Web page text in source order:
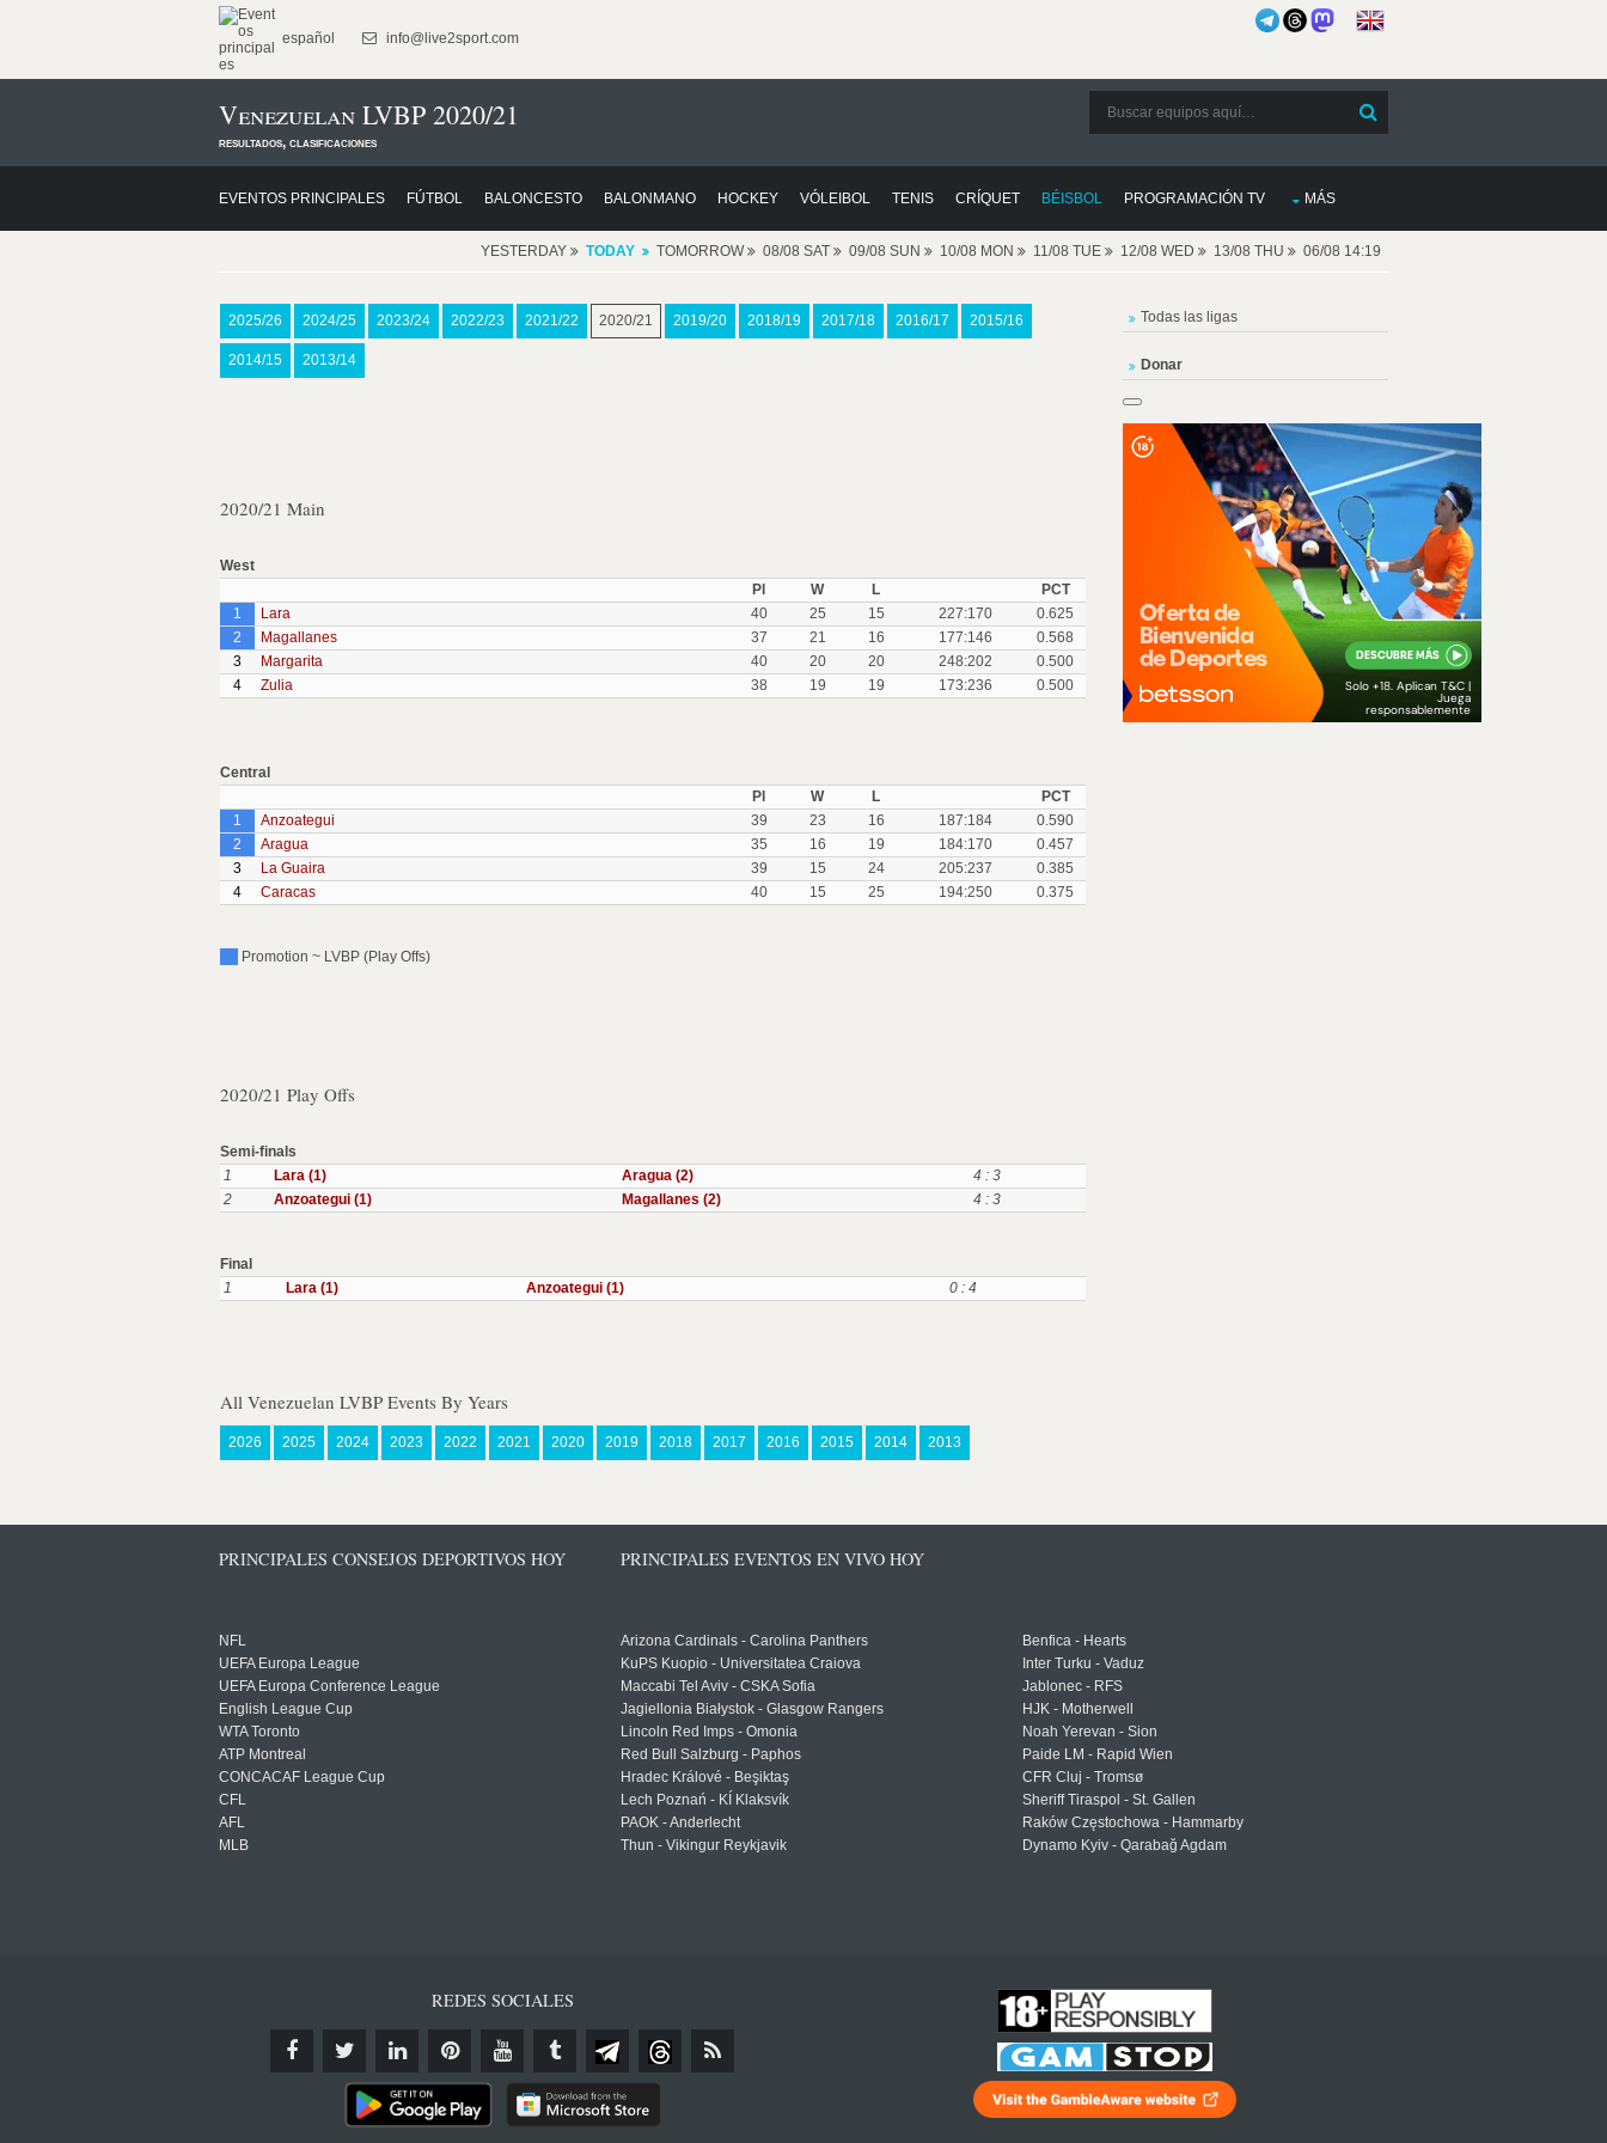
español info@live2sport.com
Venezuelan LVBP 2020/21
resultados, clasificaciones
EVENTOS PRINCIPALES FÚTBOL BALONCESTO BALONMANO HOCKEY VÓLEIBOL TENIS CRÍQUET BÉISBOL PROGRAMACIÓN TV MÁS
YESTERDAY TODAY TOMORROW 08/08 SAT 09/08 SUN 10/08 MON 11/08 TUE 12/08 WED 13/08 THU 06/08 14:19
2025/26 2024/25 2023/24 2022/23 2021/22 2020/21 2019/20 2018/19 2017/18 2016/17 2015/16
2014/15 2013/14
2020/21 Main
West
Pl
W L
PCT
1
Lara 40 25 15 227:170
0.625
2
Magallanes 37 21 16 177:146
0.568
3
Margarita 40 20 20 248:202
0.500
4
Zulia 38 19 19 173:236 0.500
Central
Pl
W L
PCT
1
Anzoategui 39 23 16 187:184
0.590
2
Aragua 35 16 19 184:170
0.457
3
La Guaira 39 15 24 205:237
0.385
4
Caracas 40 15 25 194:250 0.375
Promotion ~ LVBP (Play Offs)
2020/21 Play Offs
Semi-finals
1
Lara (1) Aragua (2)
4 : 3
2
Anzoategui (1) Magallanes (2) 4 : 3
Final
1
Lara (1) Anzoategui (1) 0 : 4
All Venezuelan LVBP Events By Years
2026 2025 2024 2023 2022 2021 2020 2019 2018 2017 2016 2015 2014 2013
Todas las ligas
Donar
PRINCIPALES CONSEJOS DEPORTIVOS HOY
NFL
UEFA Europa League
UEFA Europa Conference League
English League Cup
WTA Toronto
ATP Montreal
CONCACAF League Cup
CFL
AFL
MLB
PRINCIPALES EVENTOS EN VIVO HOY
Arizona Cardinals - Carolina Panthers
KuPS Kuopio - Universitatea Craiova
Maccabi Tel Aviv - CSKA Sofia
Jagiellonia Białystok - Glasgow Rangers
Lincoln Red Imps - Omonia
Red Bull Salzburg - Paphos
Hradec Králové - Beşiktaş
Lech Poznań - KÍ Klaksvík
PAOK - Anderlecht
Thun - Vikingur Reykjavik
Benfica - Hearts
Inter Turku - Vaduz
Jablonec - RFS
HJK - Motherwell
Noah Yerevan - Sion
Paide LM - Rapid Wien
CFR Cluj - Tromsø
Sheriff Tiraspol - St. Gallen
Raków Częstochowa - Hammarby
Dynamo Kyiv - Qarabağ Agdam
REDES SOCIALES